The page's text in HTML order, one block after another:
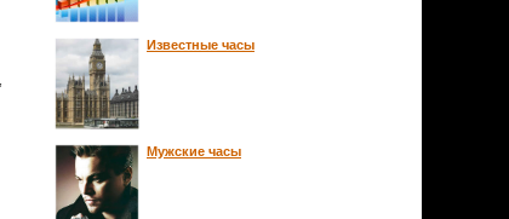
Известные часы
Мужские часы